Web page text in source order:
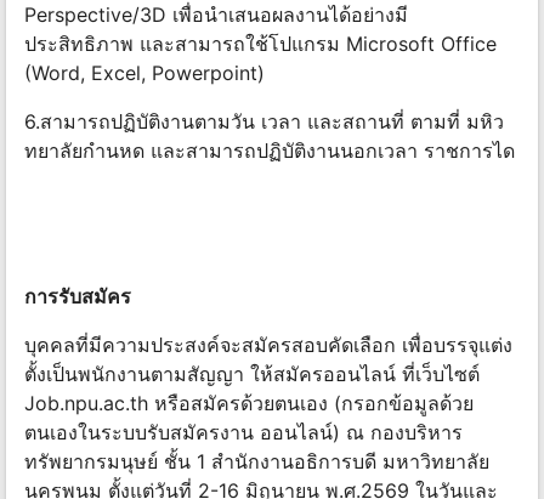
Perspective/3D เพื่อนำเสนอผลงานได้อย่างมี
ประสิทธิภาพ และสามารถใช้โปแกรม Microsoft Office
(Word, Excel, Powerpoint)
6.สามารถปฏิบัติงานตามวัน เวลา และสถานที่ ตามที่ มหิว
ทยาลัยกำนหด และสามารถปฏิบัติงานนอกเวลา ราชการได
การรับสมัคร
บุคคลที่มีความประสงค์จะสมัครสอบคัดเลือก เพื่อบรรจุแต่ง
ตั้งเป็นพนักงานตามสัญญา ให้สมัครออนไลน์ ที่เว็บไซต์
Job.npu.ac.th หรือสมัครด้วยตนเอง (กรอกข้อมูลด้วย
ตนเองในระบบรับสมัครงาน ออนไลน์) ณ กองบริหาร
ทรัพยากรมนุษย์ ชั้น 1 สำนักงานอธิการบดี มหาวิทยาลัย
นครพนม ตั้งแต่วันที่ 2-16 มิถุนายน พ.ศ.2569 ในวันและ